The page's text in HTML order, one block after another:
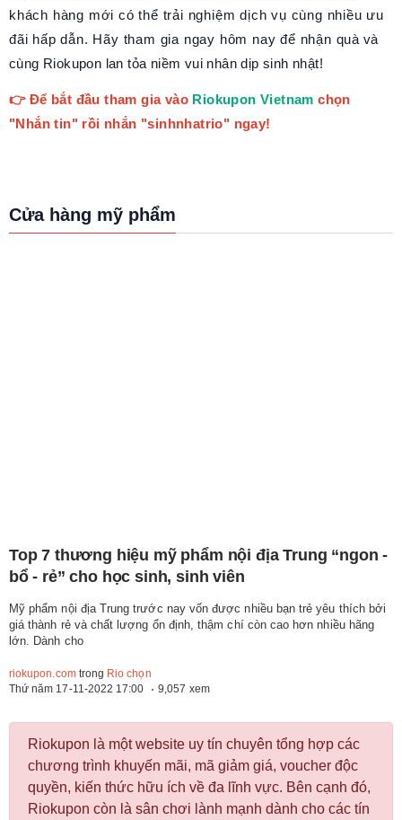
khách hàng mới có thể trải nghiệm dịch vụ cùng nhiều ưu
đãi hấp dẫn. Hãy tham gia ngay hôm nay để nhận quà và
cùng Riokupon lan tỏa niềm vui nhân dịp sinh nhật!
👉 Để bắt đầu tham gia vào Riokupon Vietnam chọn
"Nhắn tin" rồi nhắn "sinhnhatrio" ngay!
Cửa hàng mỹ phẩm
Top 7 thương hiệu mỹ phẩm nội địa Trung “ngon -
bổ - rẻ” cho học sinh, sinh viên
Mỹ phẩm nội địa Trung trước nay vốn được nhiều bạn trẻ yêu thích bởi
giá thành rẻ và chất lượng ổn định, thậm chí còn cao hơn nhiều hãng
lớn. Dành cho
riokupon.comtrong Rio chọn
Thứ năm 17-11-2022 17:00
9,057 xem
Riokupon là một website uy tín chuyên tổng hợp các
chương trình khuyến mãi, mã giảm giá, voucher độc
quyền, kiến thức hữu ích về đa lĩnh vực. Bên cạnh đó,
Riokupon còn là sân chơi lành mạnh dành cho các tín